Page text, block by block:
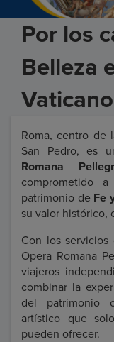
Por los
Belleza
Vaticano
Roma, centro de
San Pedro, es
Romana
comprometido
patrimonio de Fe
su valor histórico,
Con los servicios
Opera Romana
viajeros
combinar la
del patrimonio
artístico que
pueden ofrecer.